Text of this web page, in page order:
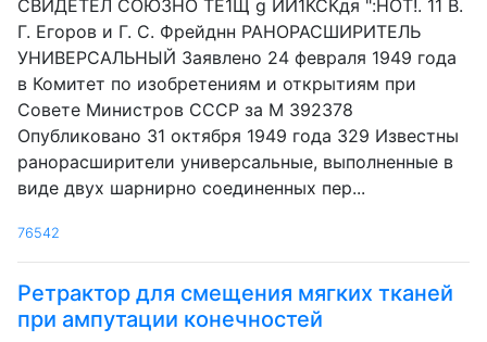
СВИДЕТЕЛ СОЮЗНО ТЕ1Щ g ИИ1КСКдя ":HOT!. 11 В.
Г. Егоров и Г. С. Фрейднн РАНОРАСШИРИТЕЛЬ
УНИВЕРСАЛЬНЫЙ Заявлено 24 февраля 1949 года
в Комитет по изобретениям и открытиям при
Совете Министров СССР за М 392378
Опубликовано 31 октября 1949 года 329 Известны
ранорасширители универсальные, выполненные в
виде двух шарнирно соединенных пер...
76542
Ретрактор для смещения мягких тканей
при ампутации конечностей